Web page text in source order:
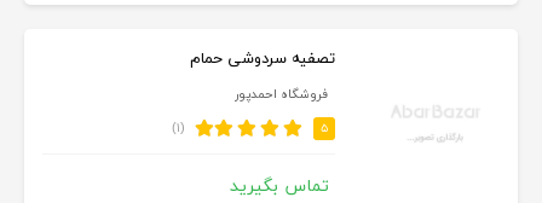
تصفیه سردوشی حمام
فروشگاه احمدپور
۵ (۱)
تماس بگیرید